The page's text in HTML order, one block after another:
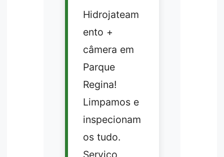
Hidrojateam
ento +
câmera em
Parque
Regina!
Limpamos e
inspecionam
os tudo.
Serviço